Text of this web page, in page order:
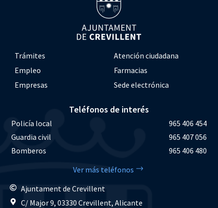
Trámites
Atención ciudadana
Empleo
Farmacias
Empresas
Sede electrónica
Teléfonos de interés
Policía local
965 406 454
Guardia civil
965 407 056
Bomberos
965 406 480
Ver más teléfonos
Ajuntament de Crevillent
C/ Major 9, 03330 Crevillent, Alicante